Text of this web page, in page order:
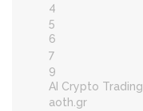
4
5
6
7
9
AI Crypto Trading
aoth.gr